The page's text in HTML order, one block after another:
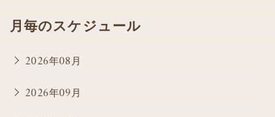
月毎のスケジュール
2026年08月
2026年09月